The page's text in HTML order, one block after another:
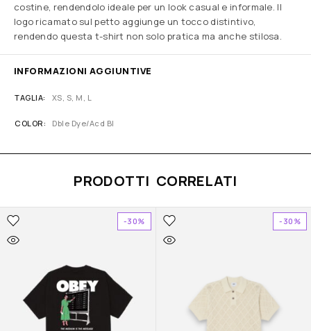
costine, rendendolo ideale per un look casual e informale. Il
logo ricamato sul petto aggiunge un tocco distintivo,
rendendo questa t-shirt non solo pratica ma anche stilosa.
INFORMAZIONI AGGIUNTIVE
TAGLIA XS, S, M, L
COLOR Dble Dye/Acd Bl
PRODOTTI CORRELATI
-30% -30%